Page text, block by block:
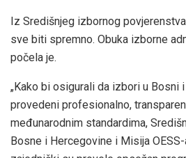
Iz Središnjeg izbornog
sve biti spremno. Obuka izborne
počela je.
„Kako bi osigurali da izbori u Bosni
provedeni profesionalno,
međunarodnim standardima,
Bosne i Hercegovine i Misija